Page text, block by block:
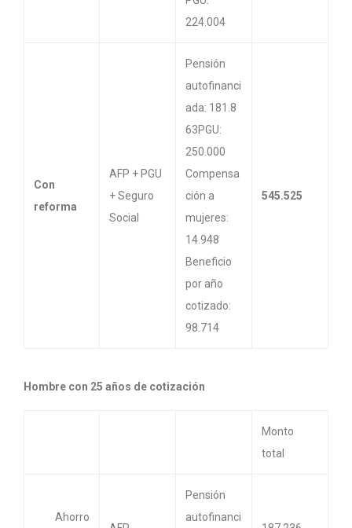
224.004
Con
reforma
AFP + PGU
+ Seguro
Social
Pensión
autofinanci
ada: 181.8
63PGU:
250.000
Compensa
ción a
mujeres:
14.948
Beneficio
por año
cotizado:
98.714
545.525
Hombre con 25 años de cotización
Monto
total
Ahorro
Pensión
autofinanci